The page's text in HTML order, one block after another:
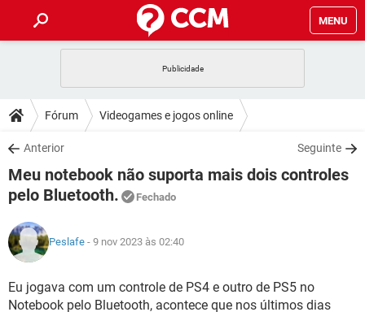
MENU
CELULAR FACEBOOK
OUTLOOK
INSTAGRAM GMAIL
GUIA DE COMPRAS
DICAS
JOGOS WHATSAPP
OUTLOOK
GUIA DE COMPRAS
DOWNLOADS
JOGOS WHATSAPP
CELULAR
OUTLOOK
INSTAGRAM
GUIA DE COMPRAS
FÓRUM
CELULAR
INSTAGRAM GMAIL
GLOSSÁRIO
JOGOS
CELULAR FACEBOOK
Fórum Videogames e jogos online
Anterior Seguinte
Meu notebook não suporta mais dois controles
pelo Bluetooth.
Fechado
Peslafe - 9 nov 2023 às 02:40
Eu jogava com um controle de PS4 e outro de PS5 no
Notebook pelo Bluetooth, acontece que nos últimos dias